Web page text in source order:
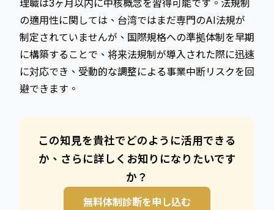
理職は3ヶ月以内に中核概念を習得可能です。法規制
の適用性に関しては、台湾ではまだ専門のAI法規が
制定されていませんが、国際規格への準拠体制を早期
に構築することで、将来法規制が導入された際に迅速
に対応でき、受動的な調整による事業中断リスクを回
避できます。
この知見を貴社でどのように活用できる
か、さらに詳しくお知りになりたいです
か？
無料体制診断を申し込む